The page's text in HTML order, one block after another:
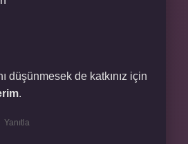
düşünmesek de katkınız için
.
Yanıtla